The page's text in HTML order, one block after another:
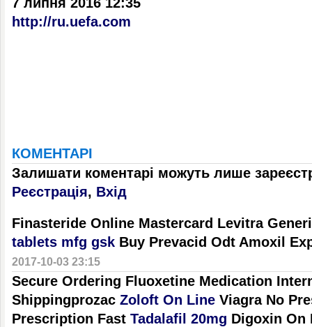
http://ru.uefa.com
КОМЕНТАРІ
Залишати коментарі можуть лише
Реєстрація, Вхід
Finasteride Online Mastercard Levitra
tablets mfg gsk Buy Prevacid Odt Amoxil
2017-10-03 23:15
Secure Ordering Fluoxetine Medication
Shippingprozac Zoloft On Line Viagra No
Prescription Fast Tadalafil 20mg Digoxin On